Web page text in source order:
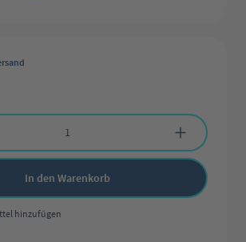
den gewünschten Wert ein oder benutze die
In den Warenkorb
hinzufügen